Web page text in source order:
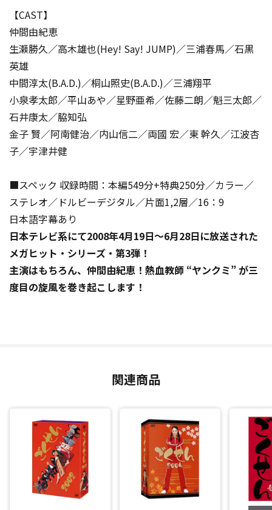
【CAST】
仲間由紀恵
生瀬勝久／高木雄也(Hey! Say! JUMP)／三浦春馬／石黒
英雄
中間淳太(B.A.D.)／桐山照史(B.A.D.)／三浦翔平
小泉孝太郎／平山あや／星野亜希／佐藤二朗／魁三太郎／
石井康太／脇知弘
金子 賢／阿南健治／内山信二／両國 宏／東 幹久／江波杏
子／宇津井健
■スペック 収録時間：本編549分+特典250分／カラー／
ステレオ／ドルビーデジタル／片面1,2層／16：9
日本語字幕あり
日本テレビ系にて2008年4月19日～6月28日に放送された
メガヒット・シリーズ・第3弾！
主演はもちろん、仲間由紀恵！熱血教師 “ヤンクミ” が三
度目の旋風を巻き起こします！
関連商品